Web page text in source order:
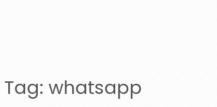
Tag: whatsapp